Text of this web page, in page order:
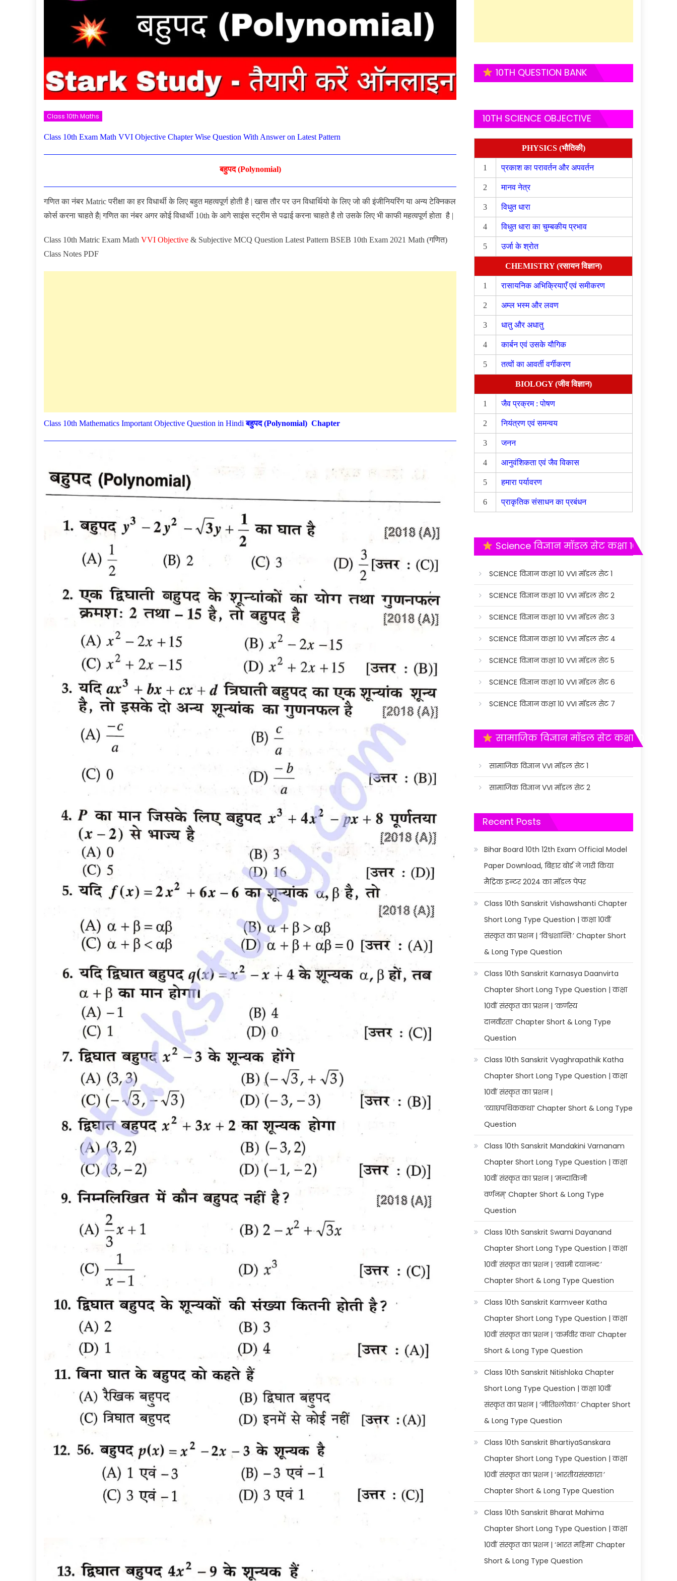
Class 10th Maths
Class 10th Exam Math VVI Objective Chapter Wise Question With Answer on Latest Pattern
बहुपद (Polynomial)
गणित का नंबर Matric परीक्षा का हर विधार्थी के लिए बहुत महत्वपूर्ण होती है | खास तौर पर उन विधार्थियो के लिए जो की इंजीनियरिंग या अन्य टेक्निकल
कोर्स करना चाहते है| गणित का नंबर अगर कोई विधार्थी 10th के आगे साइंस स्ट्रीम से पढाई करना चाहते है तो उसके लिए भी काफी महत्वपूर्ण होता है |
Class 10th Matric Exam Math VVI Objective & Subjective MCQ Question Latest Pattern BSEB 10th Exam 2021 Math (गणित)
Class Notes PDF
Class 10th Mathematics Important Objective Question in Hindiबहुपद (Polynomial) Chapter
10TH QUESTION BANK
10TH SCIENCE OBJECTIVE
PHYSICS (भौतिकी)
1 प्रकाश का परावर्तन और अपवर्तन
2 मानव नेत्र
3 विधुत धारा
4 विधुत धारा का चुम्बकीय प्रभाव
5 उर्जा के श्रोत
CHEMISTRY (रसायन विज्ञान)
1 रासायनिक अभिक्रियाएँ एवं समीकरण
2 अम्ल भस्म और लवण
3 धातु और अधातु
4 कार्बन एवं उसके यौगिक
5 तत्वों का आवर्ती वर्गीकरण
BIOLOGY (जीव विज्ञान)
1 जैव प्रक्रम : पोषण
2 नियंत्रण एवं समन्वय
3 जनन
4 आनुवंशिकता एवं जैव विकास
5 हमारा पर्यावरण
6 प्राकृतिक संसाधन का प्रबंधन
Science विज्ञान मॉडल सेट कक्षा 10
SCIENCE विज्ञान कक्षा 10 VVI मॉडल सेट 1
SCIENCE विज्ञान कक्षा 10 VVI मॉडल सेट 2
SCIENCE विज्ञान कक्षा 10 VVI मॉडल सेट 3
SCIENCE विज्ञान कक्षा 10 VVI मॉडल सेट 4
SCIENCE विज्ञान कक्षा 10 VVI मॉडल सेट 5
SCIENCE विज्ञान कक्षा 10 VVI मॉडल सेट 6
SCIENCE विज्ञान कक्षा 10 VVI मॉडल सेट 7
सामाजिक विज्ञान मॉडल सेट कक्षा 10
सामाजिक विज्ञान VVI मॉडल सेट 1
सामाजिक विज्ञान VVI मॉडल सेट 2
Recent Posts
Bihar Board 10th 12th Exam Official Model
Paper Download, बिहार बोर्ड ने जारी किया
मैट्रिक इन्टर 2024 का मॉडल पेपर
Class 10th Sanskrit Vishawshanti Chapter
Short Long Type Question | कक्षा 10वीं
संस्कृत का प्रशन | ‘विश्वशान्तिः’ Chapter Short
& Long Type Question
Class 10th Sanskrit Karnasya Daanvirta
Chapter Short Long Type Question | कक्षा
10वीं संस्कृत का प्रशन | ‘कर्णस्य
दानवीरता’ Chapter Short & Long Type
Question
Class 10th Sanskrit Vyaghrapathik Katha
Chapter Short Long Type Question | कक्षा
10वीं संस्कृत का प्रशन |
‘व्याघ्रपथिककथा’ Chapter Short & Long Type
Question
Class 10th Sanskrit Mandakini Varnanam
Chapter Short Long Type Question | कक्षा
10वीं संस्कृत का प्रशन | ‘मन्दाकिनी
वर्णनम्’ Chapter Short & Long Type
Question
Class 10th Sanskrit Swami Dayanand
Chapter Short Long Type Question | कक्षा
10वीं संस्कृत का प्रशन | ‘स्वामी दयानन्दः’
Chapter Short & Long Type Question
Class 10th Sanskrit Karmveer Katha
Chapter Short Long Type Question | कक्षा
10वीं संस्कृत का प्रशन | ‘कर्मवीर कथा’ Chapter
Short & Long Type Question
Class 10th Sanskrit Nitishloka Chapter
Short Long Type Question | कक्षा 10वीं
संस्कृत का प्रशन | ‘नीतिश्लोकाः’ Chapter Short
& Long Type Question
Class 10th Sanskrit BhartiyaSanskara
Chapter Short Long Type Question | कक्षा
10वीं संस्कृत का प्रशन | ‘भारतीयसंस्काराः’
Chapter Short & Long Type Question
Class 10th Sanskrit Bharat Mahima
Chapter Short Long Type Question | कक्षा
10वीं संस्कृत का प्रशन | ‘भारत महिमा’ Chapter
Short & Long Type Question